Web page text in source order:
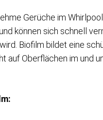
Gerüche im
können sich schnell
Biofilm bildet eine
auf Oberflächen im und